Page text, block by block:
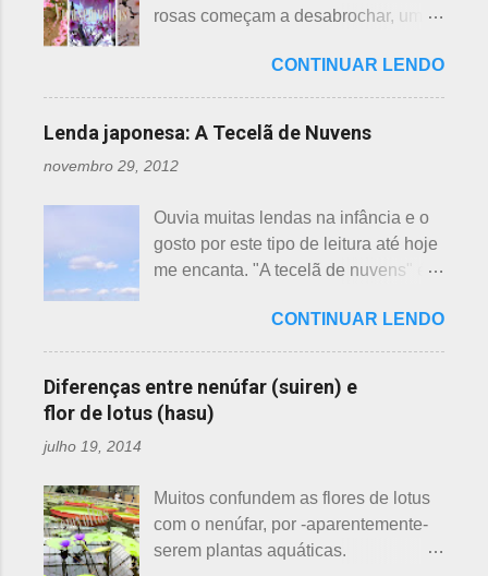
rosas começam a desabrochar, uma
fevereiro, a segunda em março e, no
final de março até abril, as cerejeiras.
Lembrando que o clima pode
ou atrasando a florescência. Também
identificação ou com o nome das
flores, pelas cores e algumas
semelhanças. Saiba como identificar
parecidas: - Ameixeira - Ume 梅 A
primeira a florescer é a ameixeira.
Particularmente, dessas 3 flores,
gosto mais da ameixeira. O período
Ameixeiras não tem caule e as flores
brotam diretamente dos ramos. Cada
junta no botão tem apenas uma flor e
é relativamente espaçoso. As pétalas
CONTINUAR LENDO
Lenda japonesa: A Tecelã de Nuvens
novembro 29, 2012
Ouvia muitas lendas na infância e o
gosto por este tipo de leitura até hoje
me encanta. "A tecelã de nuvens" é
japonesas e - embora muitos
conheçam - compartilho aos que
ainda não tiveram essa
oportunidade. A tecelã de nuvens Há
muito tempo atrás, na terra do sol
suas terras para o plantio. Sozinho
no mundo e muito triste, pois a mãe,
que era tecelã, havia falecido
CONTINUAR LENDO
Diferenças entre nenúfar (suiren) e
flor de lotus (hasu)
julho 19, 2014
Muitos confundem as flores de lotus
com o nenúfar, por -aparentemente-
serem plantas aquáticas.